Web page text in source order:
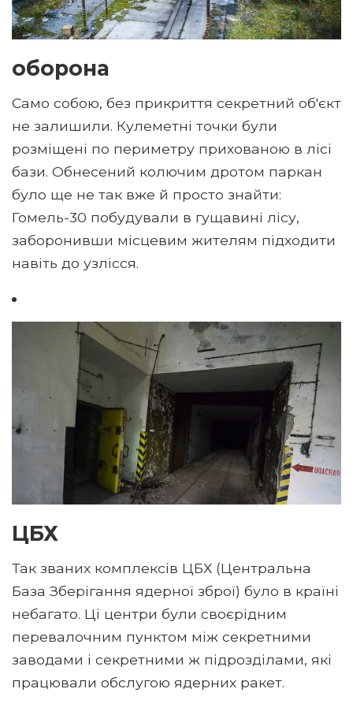
оборона
Само собою, без прикриття секретний об'єкт
не залишили. Кулеметні точки були
розміщені по периметру прихованою в лісі
бази. Обнесений колючим дротом паркан
було ще не так вже й просто знайти:
Гомель-30 побудували в гущавині лісу,
заборонивши місцевим жителям підходити
навіть до узлісся.
ЦБХ
Так званих комплексів ЦБХ (Центральна
База Зберігання ядерної зброї) було в країні
небагато. Ці центри були своєрідним
перевалочним пунктом між секретними
заводами і секретними ж підрозділами, які
працювали обслугою ядерних ракет.